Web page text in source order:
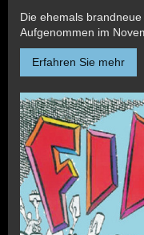
Die ehemals
Aufgenommen im
Erfahren Sie mehr